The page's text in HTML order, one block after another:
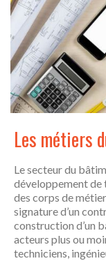
Les métiers
Le secteur du
développement de
des corps de
signature d’un
construction d’un
acteurs plus ou
techniciens,